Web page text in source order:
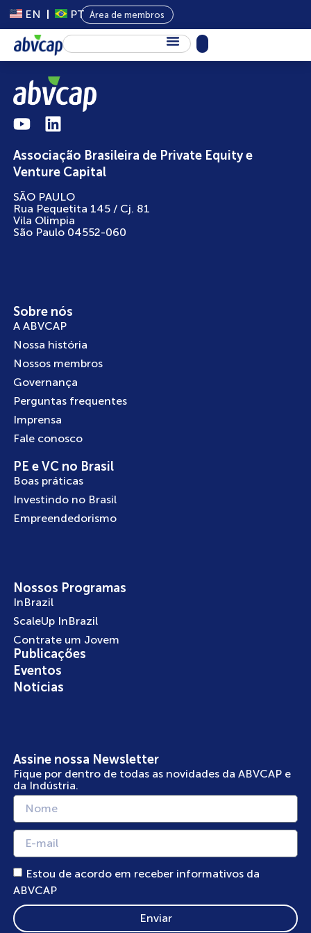
EN PT Área de membros
Sobre Nós
Capital Privado
Programas
Conteúdo
Eventos
Notícias
Associação Brasileira de Private Equity e
Venture Capital
SÃO PAULO
Rua Pequetita 145 / Cj. 81
Vila Olimpia
São Paulo 04552-060
Sobre nós
A ABVCAP
Nossa história
Nossos membros
Governança
Perguntas frequentes
Imprensa
Fale conosco
PE e VC no Brasil
Boas práticas
Investindo no Brasil
Empreendedorismo
Nossos Programas
InBrazil
ScaleUp InBrazil
Contrate um Jovem
Publicações
Eventos
Notícias
Assine nossa Newsletter
Fique por dentro de todas as novidades da ABVCAP e
da Indústria.
Estou de acordo em receber informativos da
ABVCAP
Enviar